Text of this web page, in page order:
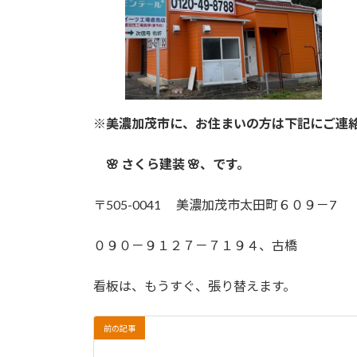
※美濃加茂市に、お住まいの方は下記にご連
🌸 さくら建装 🌸、です。
〒505-0041 美濃加茂市太田町６０９－7
０９０－９１２７－７１９４、古橋
看板は、もうすぐ、張り替えます。
前の記事